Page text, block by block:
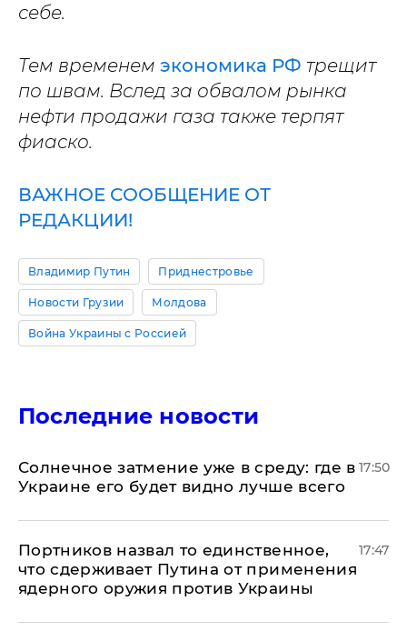
себе.
Тем временем экономика РФ трещит
по швам. Вслед за обвалом рынка
нефти продажи газа также терпят
фиаско.
ВАЖНОЕ СООБЩЕНИЕ ОТ
РЕДАКЦИИ!
Владимир Путин Приднестровье
Новости Грузии Молдова
Война Украины с Россией
Последние новости
​Солнечное затмение уже в среду: где в
Украине его будет видно лучше всего
17:50
Портников назвал то единственное,
что сдерживает Путина от применения
ядерного оружия против Украины
17:47